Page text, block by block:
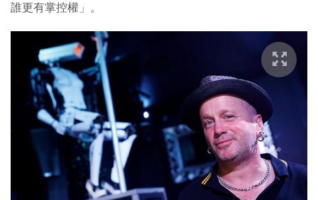
誰更有掌控權」。